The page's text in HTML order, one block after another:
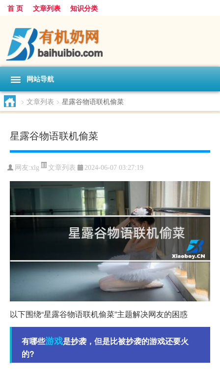
首 页 文章列表 知识分类
网站导航
> 文章列表 > 星露谷物语联机偷菜
星露谷物语联机偷菜
网友:xlg 文章列表 2024-06-07 03:27:19
以下围绕“星露谷物语联机偷菜”主题解决网友的困惑
有哪些游戏是抄袭，但是比被抄袭的游戏还要火
的?